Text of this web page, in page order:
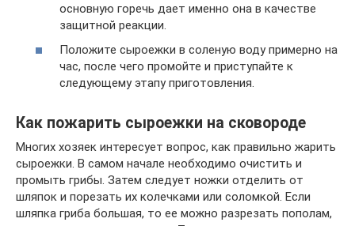
основную горечь дает именно она в качестве
защитной реакции.
Положите сыроежки в соленую воду примерно на
час, после чего промойте и приступайте к
следующему этапу приготовления.
Как пожарить сыроежки на сковороде
Многих хозяек интересует вопрос, как правильно жарить
сыроежки. В самом начале необходимо очистить и
промыть грибы. Затем следует ножки отделить от
шляпок и порезать их колечками или соломкой. Если
шляпка гриба большая, то ее можно разрезать пополам,